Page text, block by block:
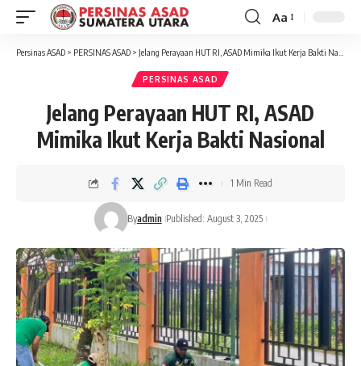
Font
Resizer
Aa
Persinas ASAD > PERSINAS ASAD > Jelang Perayaan HUT RI, ASAD Mimika Ikut Kerja Bakti Nasional
PERSINAS ASAD
Jelang Perayaan HUT RI, ASAD
Mimika Ikut Kerja Bakti Nasional
Byadmin Published: August 3, 2025
1 Min Read